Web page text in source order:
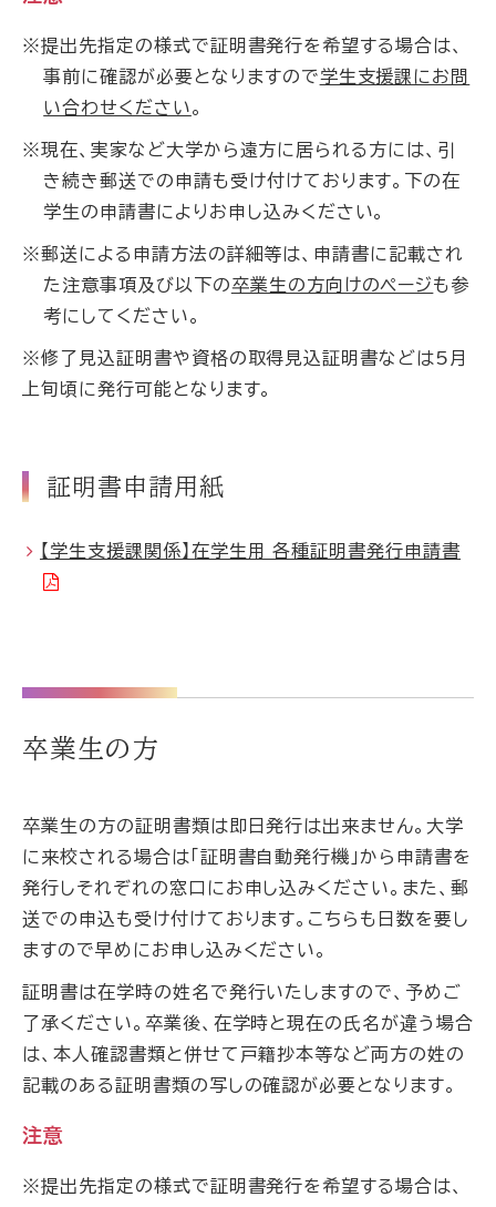
※提出先指定の様式で証明書発行を希望する場合は、
事前に確認が必要となりますので学生支援課にお問
い合わせください。
※現在、実家など大学から遠方に居られる方には、引
き続き郵送での申請も受け付けております。下の在
学生の申請書によりお申し込みください。
※郵送による申請方法の詳細等は、申請書に記載され
た注意事項及び以下の卒業生の方向けのページも参
考にしてください。
※修了見込証明書や資格の取得見込証明書などは5月
上旬頃に発行可能となります。
証明書申請用紙
【学生支援課関係】在学生用 各種証明書発行申請書
卒業生の方
卒業生の方の証明書類は即日発行は出来ません。大学
に来校される場合は「証明書自動発行機」から申請書を
発行しそれぞれの窓口にお申し込みください。また、郵
送での申込も受け付けております。こちらも日数を要し
ますので早めにお申し込みください。
証明書は在学時の姓名で発行いたしますので、予めご
了承ください。卒業後、在学時と現在の氏名が違う場合
は、本人確認書類と併せて戸籍抄本等など両方の姓の
記載のある証明書類の写しの確認が必要となります。
注意
※提出先指定の様式で証明書発行を希望する場合は、